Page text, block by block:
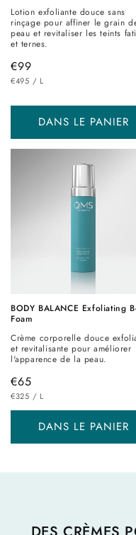
Lotion exfoliante douce sans
rinçage pour affiner le grain
peau et revitaliser les teints
et ternes.
Prix
habituel
€99
PRIX
UNITAIRE
€495 / PAR
L
DANS LE PANIER
BODY BALANCE Exfoliating
Foam
Crème corporelle douce
et revitalisante pour améliorer
l'apparence de la peau.
Prix
habituel
€65
PRIX
UNITAIRE
€325 / PAR
L
DANS LE PANIER